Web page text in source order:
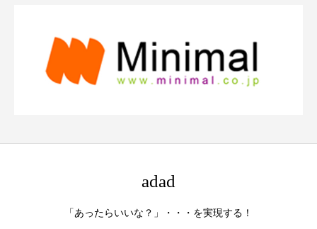
adad
「あったらいいな？」・・・を実現する！